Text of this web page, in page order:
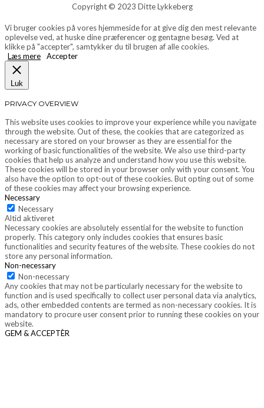
Copyright © 2023 Ditte Lykkeberg
Vi bruger cookies på vores hjemmeside for at give dig den mest relevante
oplevelse ved, at huske dine præferencer og gentagne besøg. Ved at
klikke på "accepter", samtykker du til brugen af alle cookies.
Læs mere
Accepter
Luk
PRIVACY OVERVIEW
This website uses cookies to improve your experience while you navigate
through the website. Out of these, the cookies that are categorized as
necessary are stored on your browser as they are essential for the
working of basic functionalities of the website. We also use third-party
cookies that help us analyze and understand how you use this website.
These cookies will be stored in your browser only with your consent. You
also have the option to opt-out of these cookies. But opting out of some
of these cookies may affect your browsing experience.
Necessary
Necessary
Altid aktiveret
Necessary cookies are absolutely essential for the website to function
properly. This category only includes cookies that ensures basic
functionalities and security features of the website. These cookies do not
store any personal information.
Non-necessary
Non-necessary
Any cookies that may not be particularly necessary for the website to
function and is used specifically to collect user personal data via analytics,
ads, other embedded contents are termed as non-necessary cookies. It is
mandatory to procure user consent prior to running these cookies on your
website.
GEM & ACCEPTÈR